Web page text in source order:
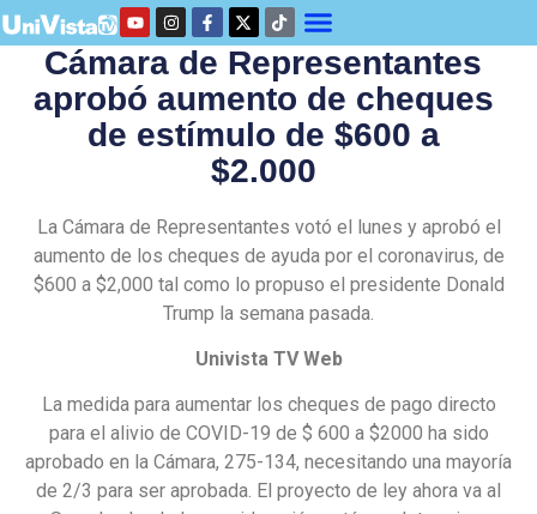
Cámara de Representantes
aprobó aumento de cheques
de estímulo de $600 a
$2.000
La Cámara de Representantes votó el lunes y aprobó el
aumento de los cheques de ayuda por el coronavirus, de
$600 a $2,000 tal como lo propuso el presidente Donald
Trump la semana pasada.
Univista TV Web
La medida para aumentar los cheques de pago directo
para el alivio de COVID-19 de $ 600 a $2000 ha sido
aprobado en la Cámara, 275-134, necesitando una mayoría
de 2/3 para ser aprobada. El proyecto de ley ahora va al